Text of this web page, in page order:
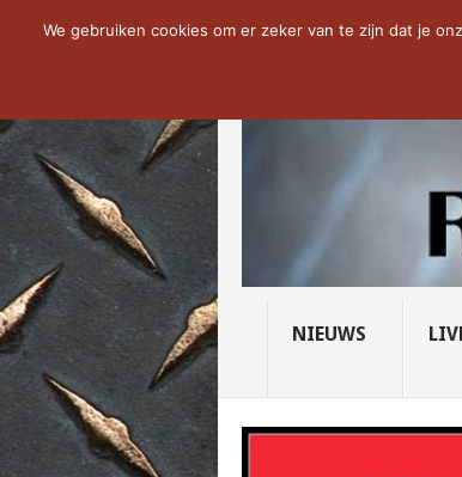
NOW TRENDING: THE
NIEUWS
We gebruiken cookies om er zeker van te zijn dat je